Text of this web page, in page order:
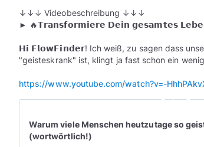
↓↓↓ Videobeschreibung ↓↓↓
► 🔥𝗧𝗿𝗮𝗻𝘀𝗳𝗼𝗿𝗺𝗶𝗲𝗿𝗲 𝗗𝗲𝗶𝗻 𝗴𝗲𝘀𝗮𝗺𝘁𝗲𝘀
𝗛𝗶 𝗙𝗹𝗼𝘄𝗙𝗶𝗻𝗱𝗲𝗿! Ich weiß, zu sagen dass
"geisteskrank" ist, klingt ja fast schon ein
https://www.youtube.com/watch?v=-
play_circle_outline
Warum viele Menschen heutzutage so
(wortwörtlich!)